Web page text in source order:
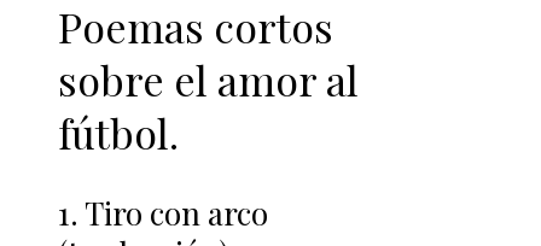
Poemas cortos
sobre el amor al
fútbol.
1. Tiro con arco